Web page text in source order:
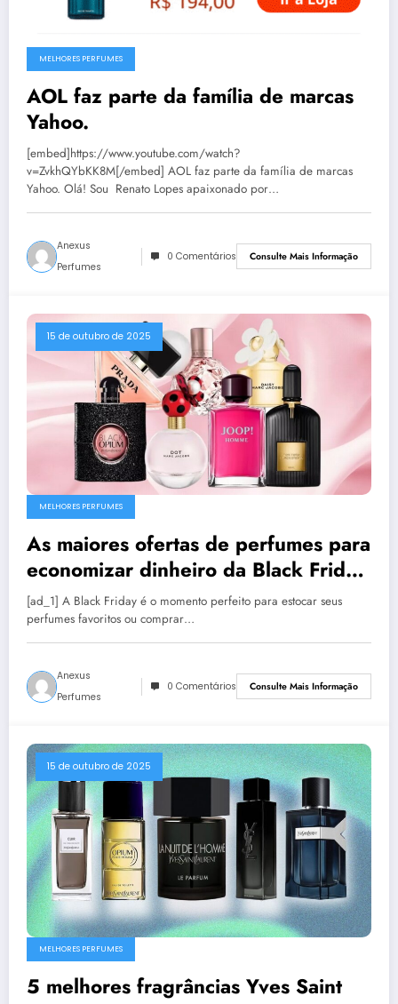
MELHORES PERFUMES
AOL faz parte da família de marcas
Yahoo.
[embed]https://www.youtube.com/watch?
v=ZvkhQYbKK8M[/embed] AOL faz parte da família de marcas
Yahoo. Olá! Sou Renato Lopes apaixonado por…
Anexus
Perfumes
0 Comentários Consulte Mais Informação
15 de outubro de 2025
MELHORES PERFUMES
As maiores ofertas de perfumes para
economizar dinheiro da Black Friday
com aromas de Marc Jacobs, Dior,
Tom Ford e muito mais
[ad_1] A Black Friday é o momento perfeito para estocar seus
perfumes favoritos ou comprar…
Anexus
Perfumes
0 Comentários Consulte Mais Informação
15 de outubro de 2025
MELHORES PERFUMES
5 melhores fragrâncias Yves Saint